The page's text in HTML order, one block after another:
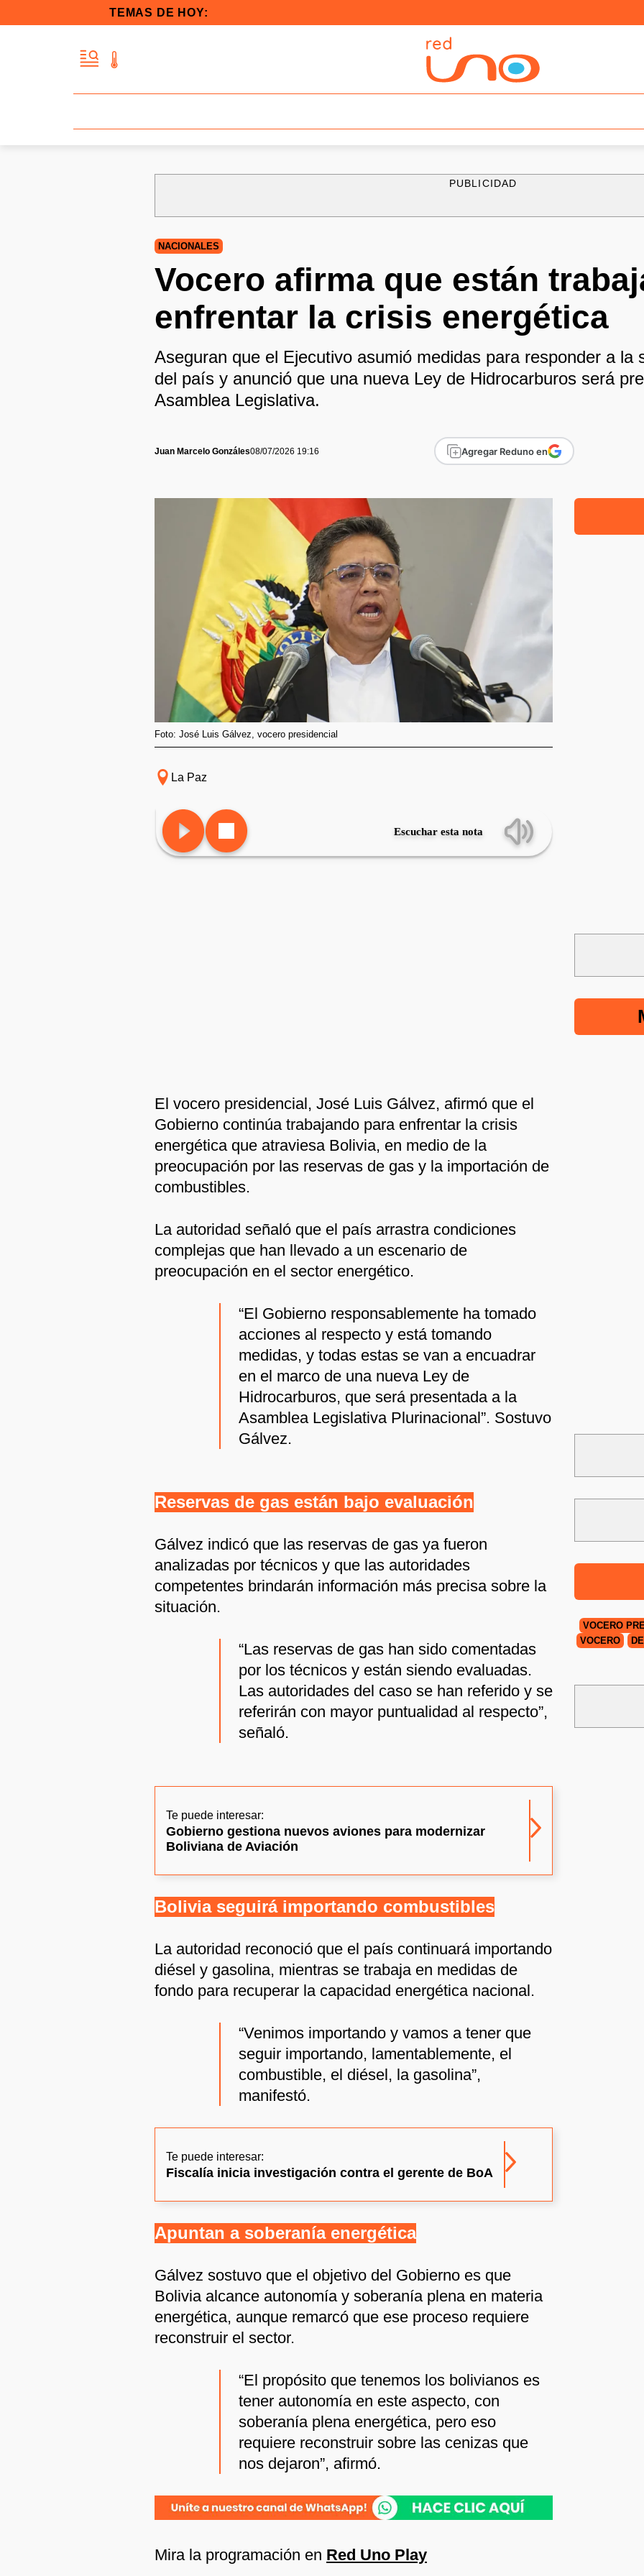
TEMAS DE HOY:
PUBLICIDAD
NACIONALES
Vocero afirma que están
enfrentar la crisis energética
Aseguran que el Ejecutivo asumió medidas para responder a la
del país y anunció que una nueva Ley de Hidrocarburos será
Asamblea Legislativa.
Juan Marcelo Gonzáles08/07/2026 19:16 Agregar Reduno en
Foto: José Luis Gálvez, vocero presidencial
La Paz
Escuchar esta nota
El vocero presidencial, José Luis Gálvez, afirmó que el
Gobierno continúa trabajando para enfrentar la crisis
energética que atraviesa Bolivia, en medio de la
preocupación por las reservas de gas y la importación de
combustibles.
La autoridad señaló que el país arrastra condiciones
complejas que han llevado a un escenario de
preocupación en el sector energético.
“El Gobierno responsablemente ha tomado
acciones al respecto y está tomando
medidas, y todas estas se van a encuadrar
en el marco de una nueva Ley de
Hidrocarburos, que será presentada a la
Asamblea Legislativa Plurinacional”. Sostuvo
Gálvez.
Reservas de gas están bajo evaluación
Gálvez indicó que las reservas de gas ya fueron
analizadas por técnicos y que las autoridades
competentes brindarán información más precisa sobre la
situación.
“Las reservas de gas han sido comentadas
por los técnicos y están siendo evaluadas.
Las autoridades del caso se han referido y se
referirán con mayor puntualidad al respecto”,
señaló.
Te puede interesar:
Gobierno gestiona nuevos aviones para modernizar
Boliviana de Aviación
Bolivia seguirá importando combustibles
La autoridad reconoció que el país continuará importando
diésel y gasolina, mientras se trabaja en medidas de
fondo para recuperar la capacidad energética nacional.
“Venimos importando y vamos a tener que
seguir importando, lamentablemente, el
combustible, el diésel, la gasolina”,
manifestó.
Te puede interesar:
Fiscalía inicia investigación contra el gerente de BoA
Apuntan a soberanía energética
Gálvez sostuvo que el objetivo del Gobierno es que
Bolivia alcance autonomía y soberanía plena en materia
energética, aunque remarcó que ese proceso requiere
reconstruir el sector.
“El propósito que tenemos los bolivianos es
tener autonomía en este aspecto, con
soberanía plena energética, pero eso
requiere reconstruir sobre las cenizas que
nos dejaron”, afirmó.
Mira la programación en Red Uno Play
VOCERO
VOCERO